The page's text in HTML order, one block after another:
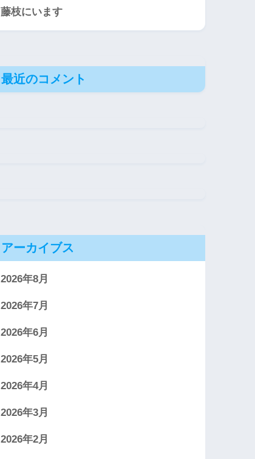
藤枝にいます
最近のコメント
アーカイブス
2026年8月
2026年7月
2026年6月
2026年5月
2026年4月
2026年3月
2026年2月